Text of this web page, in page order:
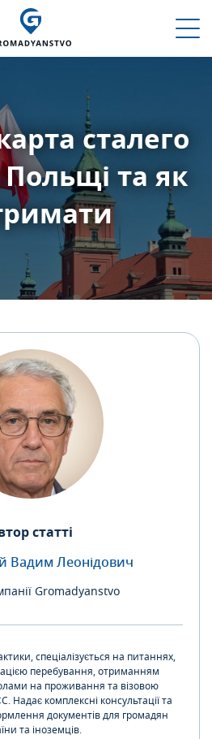
сталего
та як
статті
Вадим Леонідович
Gromadyanstvo
спеціалізується на питаннях,
перебування, отриманням
на проживання та візовою
Надає комплексні консультації та
документів для громадян
та іноземців.